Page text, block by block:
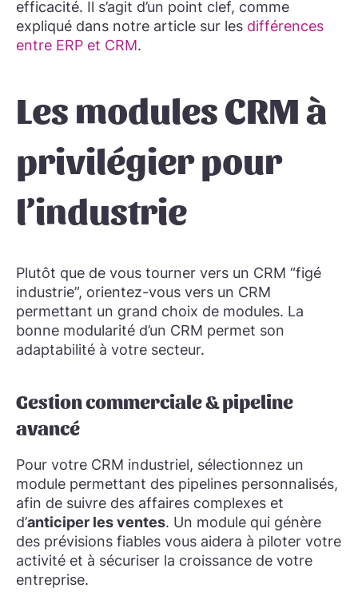
efficacité. Il s’agit d’un point clef, comme
expliqué dans notre article sur les différences
entre ERP et CRM.
Les modules CRM à
privilégier pour
l’industrie
Plutôt que de vous tourner vers un CRM “figé
industrie”, orientez-vous vers un CRM
permettant un grand choix de modules. La
bonne modularité d’un CRM permet son
adaptabilité à votre secteur.
Gestion commerciale & pipeline
avancé
Pour votre CRM industriel, sélectionnez un
module permettant des pipelines personnalisés,
afin de suivre des affaires complexes et
d’anticiper les ventes. Un module qui génère
des prévisions fiables vous aidera à piloter votre
activité et à sécuriser la croissance de votre
entreprise.